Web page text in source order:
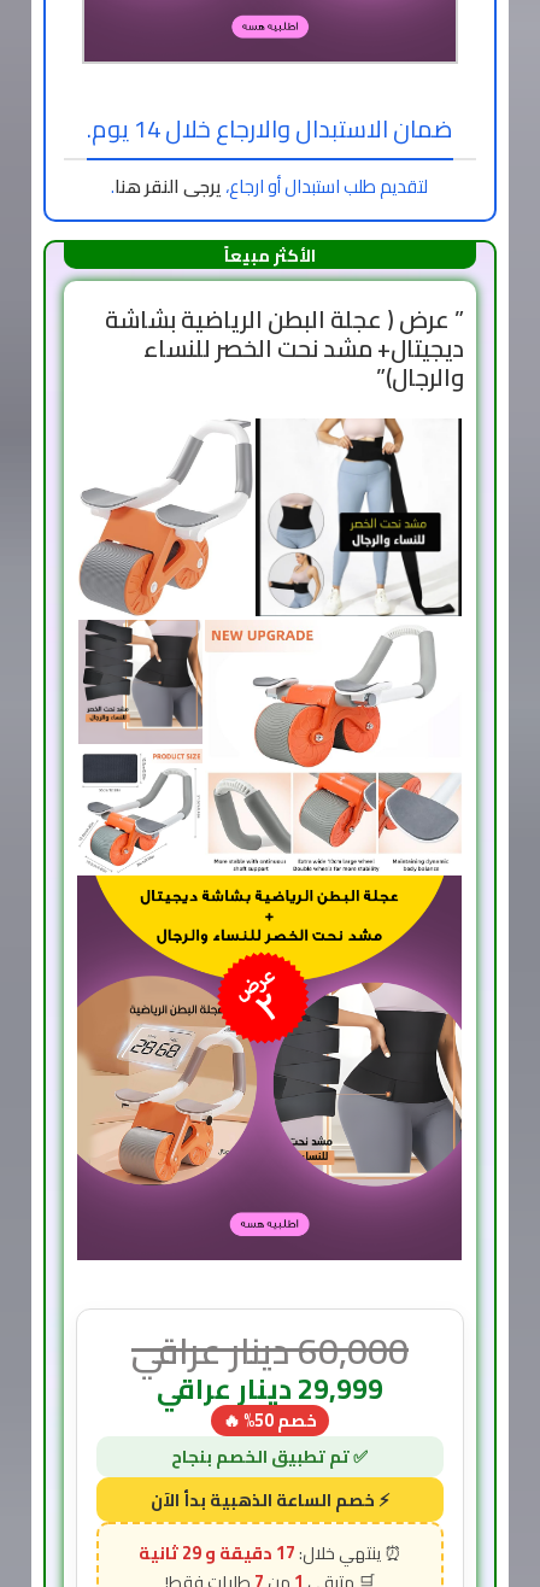
ضمان الاستبدال والارجاع خلال 14 يوم.
لتقديم طلب استبدال أو ارجاع،يرجى النقر هنا.
الأكثر مبيعاً
” عرض ( عجلة البطن الرياضية بشاشة
ديجيتال+ مشد نحت الخصر للنساء
والرجال)”
60,000دينار عراقي
29,999دينار عراقي
خصم 50% 🔥
17 دقيقة و 28 ثانية